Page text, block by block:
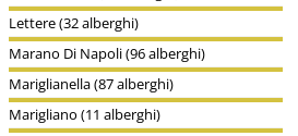
Lettere (32 alberghi)
Marano Di Napoli (96 alberghi)
Mariglianella (87 alberghi)
Marigliano (11 alberghi)